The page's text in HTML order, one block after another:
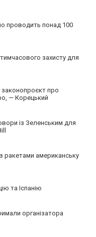
проводить понад 100
захисту для
законопроєкт про
— Корецький
із Зеленським для
ракетами американську
та Іспанію
організатора